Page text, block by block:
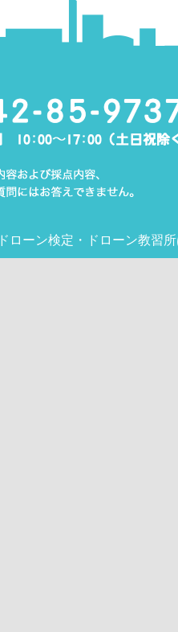
ドローン検定 ・ ドローン教習所